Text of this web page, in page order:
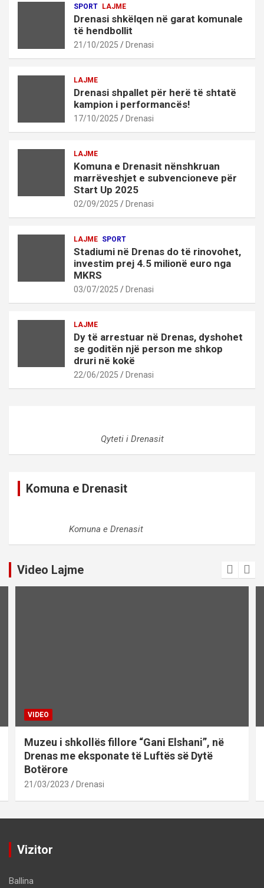
SPORT LAJME
Drenasi shkëlqen në garat komunale
të hendbollit
21/10/2025 Drenasi
LAJME
Drenasi shpallet për herë të shtatë
kampion i performancës!
17/10/2025 Drenasi
LAJME
Komuna e Drenasit nënshkruan
marrëveshjet e subvencioneve për
Start Up 2025
02/09/2025 Drenasi
LAJME SPORT
Stadiumi në Drenas do të rinovohet,
investim prej 4.5 milionë euro nga
MKRS
03/07/2025 Drenasi
LAJME
Dy të arrestuar në Drenas, dyshohet
se goditën një person me shkop
druri në kokë
22/06/2025 Drenasi
Qyteti i Drenasit
Komuna e Drenasit
Komuna e Drenasit
Video Lajme
VIDEO
Muzeu i shkollës fillore “Gani Elshani”, në
Drenas me eksponate të Luftës së Dytë
Botërore
21/03/2023 Drenasi
Vizitor
Ballina